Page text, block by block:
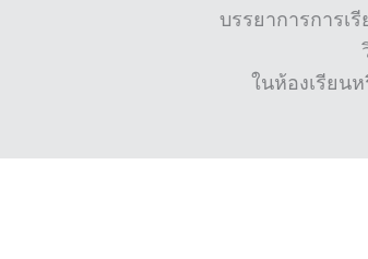
บรรยาการการเ
ในห้องเรียน